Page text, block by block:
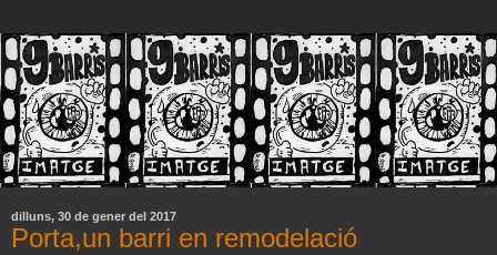
dilluns, 30 de gener del 2017
Porta,un barri en remodelació